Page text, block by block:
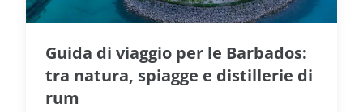
Guida di viaggio per le Barbados:
tra natura, spiagge e distillerie di
rum